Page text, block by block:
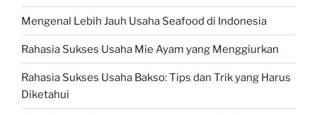
Mengenal Lebih Jauh Usaha Seafood di Indonesia
Rahasia Sukses Usaha Mie Ayam yang Menggiurkan
Rahasia Sukses Usaha Bakso: Tips dan Trik yang Harus
Diketahui